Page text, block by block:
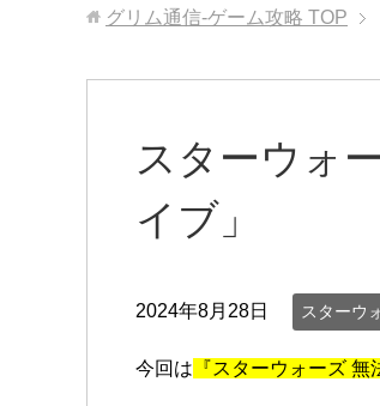
グリム通信-ゲーム攻略 TOP
スターウォ
イブ」
2024年8月28日 スターウ
今回は 『スターウォーズ